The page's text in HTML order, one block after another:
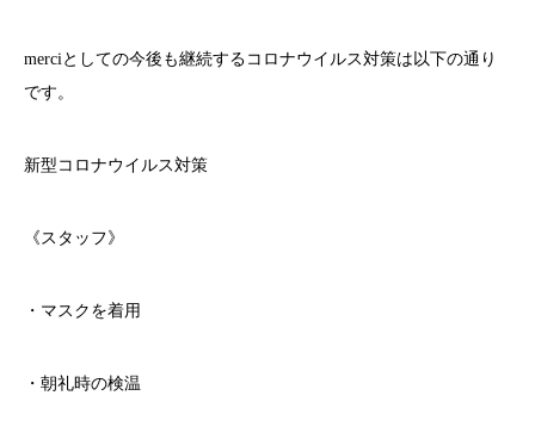
merci としての今後も継続するコロナウイルス対策は以下の通り
です。
新型コロナウイルス対策
《スタッフ》
・マスクを着用
・朝礼時の検温